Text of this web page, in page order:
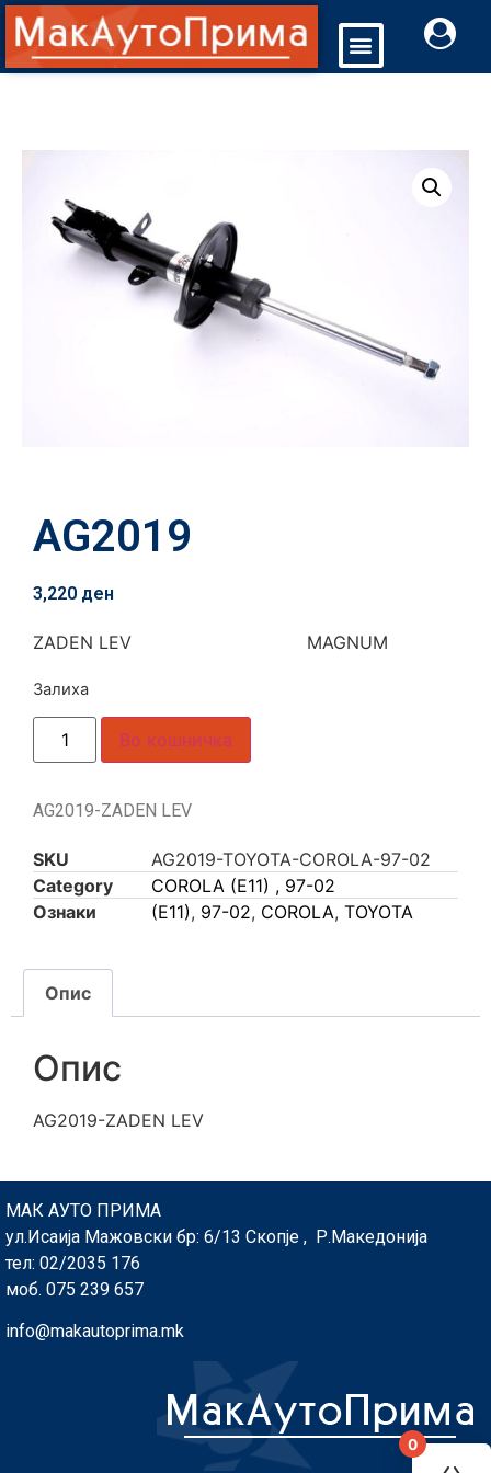
AG2019
3,220 ден
ZADEN LEV MAGNUM
Залиха
Во кошничка
AG2019-ZADEN LEV
SKU
AG2019-TOYOTA-COROLA-97-02
Category
COROLA (E11) , 97-02
Ознаки
(E11), 97-02, COROLA, TOYOTA
Опис
Опис
AG2019-ZADEN LEV
МАК АУТО ПРИМА
ул.Исаија Мажовски бр: 6/13 Скопје , Р.Македонија
тел: 02/2035 176
моб. 075 239 657
info@makautoprima.mk
0